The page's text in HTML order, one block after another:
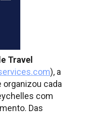
Travel
), a
organizou cada
com
Das